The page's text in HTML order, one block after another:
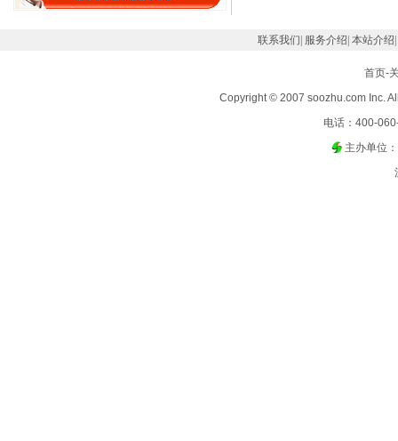
联系我们 服务介绍 |本站介绍
首页-
Copyright © 2007 soozhu.com Inc.
电话：400-
主办单位